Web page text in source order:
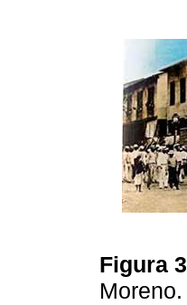
Figura 3
Moreno.